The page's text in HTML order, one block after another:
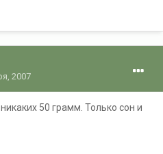
2007
50 грамм. Только сон и